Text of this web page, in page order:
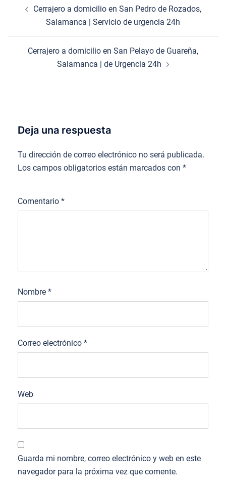
entradas
Cerrajero a domicilio en San Pedro de Rozados,
Salamanca | Servicio de urgencia 24h
Cerrajero a domicilio en San Pelayo de Guareña,
Salamanca | de Urgencia 24h
Deja una respuesta
Tu dirección de correo electrónico no será publicada.
Los campos obligatorios están marcados con *
Comentario *
Nombre *
Correo electrónico *
Web
Guarda mi nombre, correo electrónico y web en este
navegador para la próxima vez que comente.